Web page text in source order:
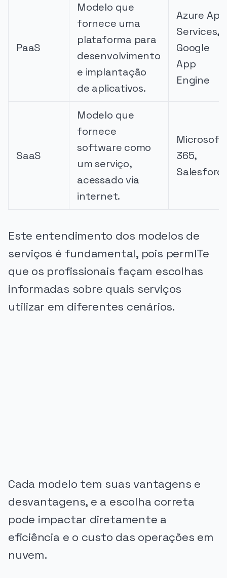
PaaS
Modelo que
fornece uma
plataforma para
desenvolvimento
e implantação
de aplicativos.
Azure App
Services,
Google
App
Engine
SaaS
Modelo que
fornece
software como
um serviço,
acessado via
internet.
Microsoft
365,
Este entendimento dos modelos de
serviços é fundamental, pois permITe
que os profissionais façam escolhas
informadas sobre quais serviços
utilizar em diferentes cenários.
Cada modelo tem suas vantagens e
desvantagens, e a escolha correta
pode impactar diretamente a
eficiência e o custo das operações em
nuvem.